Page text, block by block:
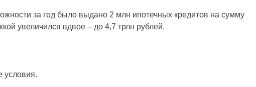
за год было выдано 2 млн ипотечных кредитов на сумму
увеличился вдвое – до 4,7 трлн рублей.
условия.